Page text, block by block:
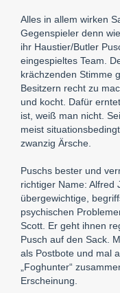
Alles in allem wirken
Gegenspieler denn
ihr Haustier/Butler
eingespieltes Team.
krächzenden Stimme
Besitzern recht zu
und kocht. Dafür
ist, weiß man nicht.
meist
zwanzig Ärsche.
Puschs bester und
richtiger Name: Alfred
übergewichtige,
psychischen
Scott. Er geht ihnen
Pusch auf den Sack.
als Postbote und mal
„Foghunter“
Erscheinung.